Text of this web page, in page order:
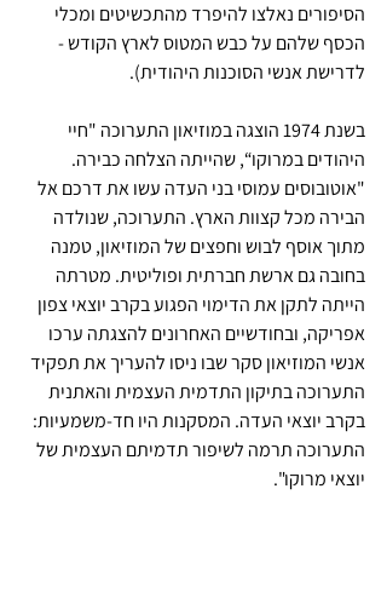
הסיפורים נאלצו להיפרד מהתכשיטים ומכלי
הכסף שלהם על כבש המטוס לארץ הקודש -
לדרישת אנשי הסוכנות היהודית).
בשנת 1974 הוצגה במוזיאון התערוכה "חיי
היהודים במרוקו“, שהייתה הצלחה כבירה.
"אוטובוסים עמוסי בני העדה עשו את דרכם אל
הבירה מכל קצוות הארץ. התערוכה, שנולדה
מתוך אוסף לבוש וחפצים של המוזיאון, טמנה
בחובה גם ארשת חברתית ופוליטית. מטרתה
הייתה לתקן את הדימוי הפגוע בקרב יוצאי צפון
אפריקה, ובחודשיים האחרונים להצגתה ערכו
אנשי המוזיאון סקר שבו ניסו להעריך את תפקיד
התערוכה בתיקון התדמית העצמית והאתנית
בקרב יוצאי העדה. המסקנות היו חד-משמעיות:
התערוכה תרמה לשיפור תדמיתם העצמית של
יוצאי מרוקו".